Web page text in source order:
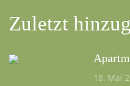
Zuletzt
18. Mai